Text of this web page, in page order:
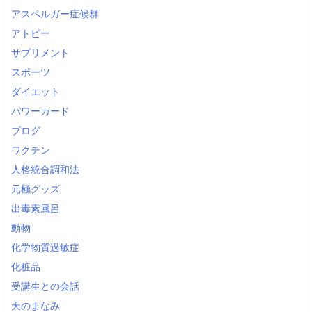
アスペルガー症候群
アトピー
サプリメント
スポーツ
ダイエット
パワーカード
ブログ
ワクチン
人格統合調和法
元極グッズ
出毒素風呂
動物
化学物質過敏症
化粧品
受講生との会話
天のまなみ